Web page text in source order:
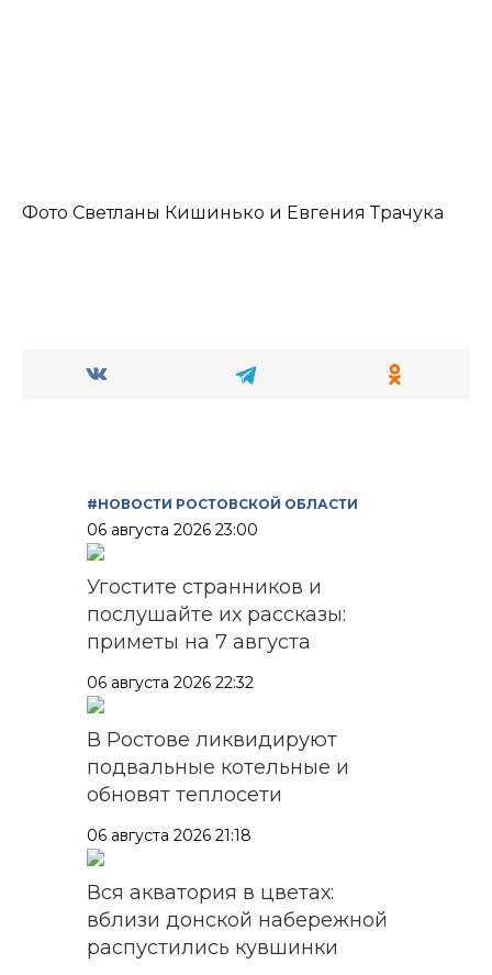
Фото Светланы Кишинько и Евгения Трачука
#НОВОСТИ РОСТОВСКОЙ ОБЛАСТИ
06 августа 2026 23:00
Угостите странников и
послушайте их рассказы:
приметы на 7 августа
06 августа 2026 22:32
В Ростове ликвидируют
подвальные котельные и
обновят теплосети
06 августа 2026 21:18
Вся акватория в цветах:
вблизи донской набережной
распустились кувшинки